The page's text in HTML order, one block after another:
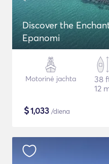
Discover the
Epanomi
Motorinė jachta
38
12
$1,033 /diena